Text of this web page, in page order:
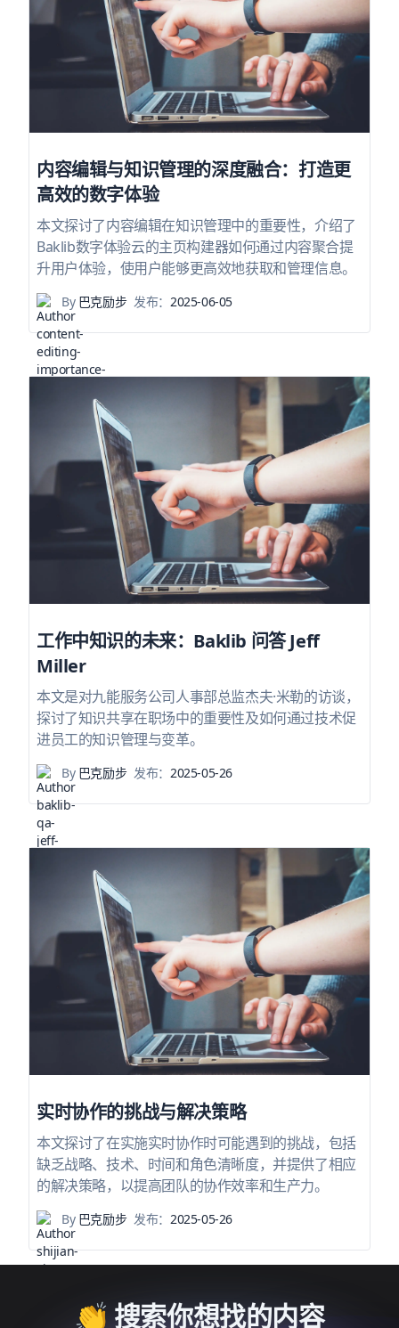
内容编辑与知识管理的深度融合：打造更
高效的数字体验
本文探讨了内容编辑在知识管理中的重要性，介绍了
Baklib数字体验云的主页构建器如何通过内容聚合提
升用户体验，使用户能够更高效地获取和管理信息。
By巴克励步 发布：2025-06-05
工作中知识的未来：Baklib 问答 Jeff
Miller
本文是对九能服务公司人事部总监杰夫·米勒的访谈，
探讨了知识共享在职场中的重要性及如何通过技术促
进员工的知识管理与变革。
By巴克励步 发布：2025-05-26
实时协作的挑战与解决策略
本文探讨了在实施实时协作时可能遇到的挑战，包括
缺乏战略、技术、时间和角色清晰度，并提供了相应
的解决策略，以提高团队的协作效率和生产力。
By巴克励步 发布： 2025-05-26
👏 搜索你想找的内容